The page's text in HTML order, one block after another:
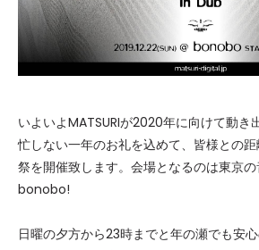
いよいよMATSURIが2020年に向けて動き
忙しない一年のお礼を込めて、皆様との
祭を開催致します。会場となるのは東京
bonobo!
日曜の夕方から23時までと年の瀬でも安